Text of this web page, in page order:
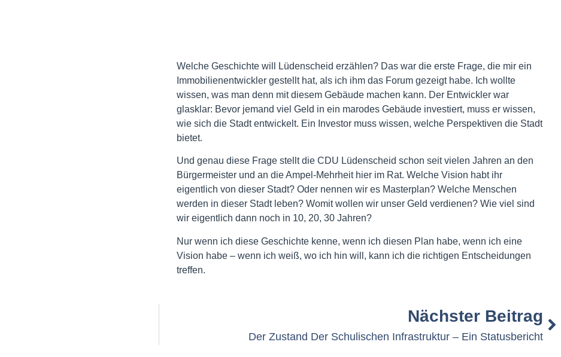
Welche Geschichte will Lüdenscheid erzählen? Das war die erste Frage, die mir ein
Immobilienentwickler gestellt hat, als ich ihm das Forum gezeigt habe. Ich wollte
wissen, was man denn mit diesem Gebäude machen kann. Der Entwickler war
glasklar: Bevor jemand viel Geld in ein marodes Gebäude investiert, muss er wissen,
wie sich die Stadt entwickelt. Ein Investor muss wissen, welche Perspektiven die Stadt
bietet.
Und genau diese Frage stellt die CDU Lüdenscheid schon seit vielen Jahren an den
Bürgermeister und an die Ampel-Mehrheit hier im Rat. Welche Vision habt ihr
eigentlich von dieser Stadt? Oder nennen wir es Masterplan? Welche Menschen
werden in dieser Stadt leben? Womit wollen wir unser Geld verdienen? Wie viel sind
wir eigentlich dann noch in 10, 20, 30 Jahren?
Nur wenn ich diese Geschichte kenne, wenn ich diesen Plan habe, wenn ich eine
Vision habe – wenn ich weiß, wo ich hin will, kann ich die richtigen Entscheidungen
treffen.
Nächster Beitrag
Der Zustand Der Schulischen Infrastruktur – Ein Statusbericht